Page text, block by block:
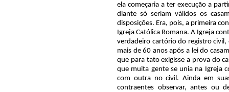
ela começaria a ter execução a
diante só seriam válidos os
disposições. Era, pois, a primeira
Igreja Católica Romana. A Igreja
verdadeiro cartório do registro civil,
mais de 60 anos após a lei do
que para tato exigisse a prova do
que muita gente se unia na Igreja
com outra no civil. Ainda em
contraentes observar, antes ou